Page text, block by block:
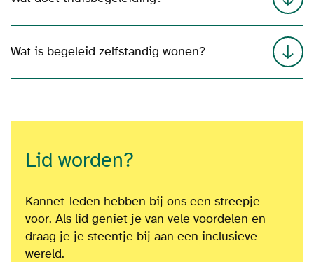
Wat is begeleid zelfstandig wonen?
Lid worden?
Kannet-leden hebben bij ons een streepje
voor. Als lid geniet je van vele voordelen en
draag je je steentje bij aan een inclusieve
wereld.